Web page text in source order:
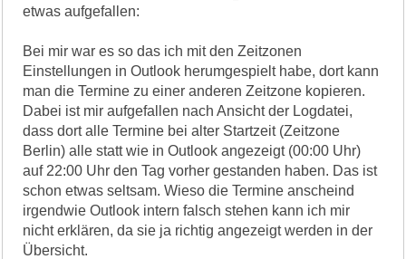
etwas aufgefallen:
Bei mir war es so das ich mit den Zeitzonen
Einstellungen in Outlook herumgespielt habe, dort kann
man die Termine zu einer anderen Zeitzone kopieren.
Dabei ist mir aufgefallen nach Ansicht der Logdatei,
dass dort alle Termine bei alter Startzeit (Zeitzone
Berlin) alle statt wie in Outlook angezeigt (00:00 Uhr)
auf 22:00 Uhr den Tag vorher gestanden haben. Das ist
schon etwas seltsam. Wieso die Termine anscheind
irgendwie Outlook intern falsch stehen kann ich mir
nicht erklären, da sie ja richtig angezeigt werden in der
Übersicht.